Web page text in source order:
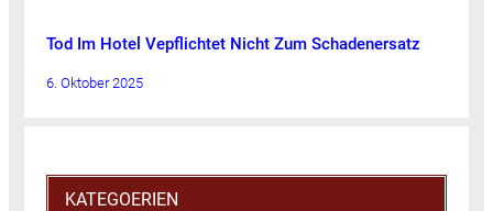
Tod Im Hotel Vepflichtet Nicht Zum Schadenersatz
6. Oktober 2025
KATEGOERIEN